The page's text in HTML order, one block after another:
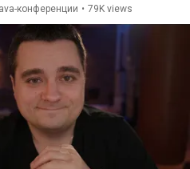
конференции • 79K views